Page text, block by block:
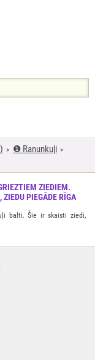
❶ Ranunkuļi
ZIEDIEM.
PIEGĀDE RĪGA
balti. Šie ir skaisti ziedi,